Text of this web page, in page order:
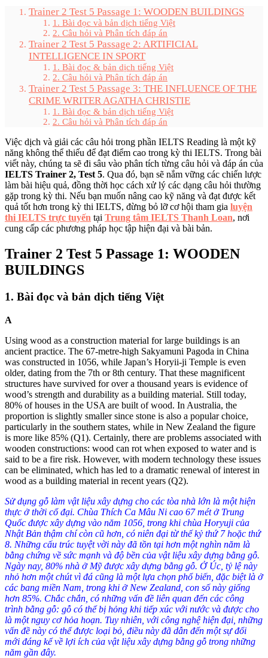
Trainer 2 Test 5 Passage 1: WOODEN BUILDINGS
1. Bài đọc và bản dịch tiếng Việt
2. Câu hỏi và Phân tích đáp án
Trainer 2 Test 5 Passage 2: ARTIFICIAL
INTELLIGENCE IN SPORT
1. Bài đọc & bản dịch tiếng Việt
2. Câu hỏi và Phân tích đáp án
Trainer 2 Test 5 Passage 3: THE INFLUENCE OF THE
CRIME WRITER AGATHA CHRISTIE
1. Bài đọc & bản dịch tiếng Việt
2. Câu hỏi và Phân tích đáp án
Việc dịch và giải các câu hỏi trong phần IELTS Reading là một kỹ
năng không thể thiếu để đạt điểm cao trong kỳ thi IELTS. Trong bài
viết này, chúng ta sẽ đi sâu vào phân tích từng câu hỏi và đáp án của
IELTS Trainer 2, Test 5. Qua đó, bạn sẽ nắm vững các chiến lược
làm bài hiệu quả, đồng thời học cách xử lý các dạng câu hỏi thường
gặp trong kỳ thi. Nếu bạn muốn nâng cao kỹ năng và đạt được kết
quả tốt hơn trong kỳ thi IELTS, đừng bỏ lỡ cơ hội tham gia luyện
thi IELTS trực tuyến tại Trung tâm IELTS Thanh Loan, nơi
cung cấp các phương pháp học tập hiện đại và bài bản.
Trainer 2 Test 5 Passage 1: WOODEN
BUILDINGS
1. Bài đọc và bản dịch tiếng Việt
A
Using wood as a construction material for large buildings is an
ancient practice. The 67-metre-high Sakyamuni Pagoda in China
was constructed in 1056, while Japan’s Horyii-ji Temple is even
older, dating from the 7th or 8th century. That these magnificent
structures have survived for over a thousand years is evidence of
wood’s strength and durability as a building material. Still today,
80% of houses in the USA are built of wood. In Australia, the
proportion is slightly smaller since stone is also a popular choice,
particularly in the southern states, while in New Zealand the figure
is more like 85% (Q1). Certainly, there are problems associated with
wooden constructions: wood can rot when exposed to water and is
said to be a fire risk. However, with modern technology these issues
can be eliminated, which has led to a dramatic renewal of interest in
wood as a building material in recent years (Q2).
Sử dụng gỗ làm vật liệu xây dựng cho các tòa nhà lớn là một hiện
thực ở thời cổ đại. Chùa Thích Ca Mâu Ni cao 67 mét ở Trung
Quốc được xây dựng vào năm 1056, trong khi chùa Horyuji của
Nhật Bản thậm chí còn cũ hơn, có niên đại từ thế kỷ thứ 7 hoặc thứ
8. Những cấu trúc tuyệt vời này đã tồn tại hơn một nghìn năm là
bằng chứng về sức mạnh và độ bền của vật liệu xây dựng bằng gỗ.
Ngày nay, 80% nhà ở Mỹ được xây dựng bằng gỗ. Ở Úc, tỷ lệ này
nhỏ hơn một chút vì đá cũng là một lựa chọn phổ biến, đặc biệt là ở
các bang miền Nam, trong khi ở New Zealand, con số này giống
hơn 85%. Chắc chắn, có những vấn đề liên quan đến các công
trình bằng gỗ: gỗ có thể bị hỏng khi tiếp xúc với nước và được cho
là một nguy cơ hỏa hoạn. Tuy nhiên, với công nghệ hiện đại, những
vấn đề này có thể được loại bỏ, điều này đã dẫn đến một sự đổi
mới đáng kể về lợi ích của vật liệu xây dựng bằng gỗ trong những
năm gần đây.